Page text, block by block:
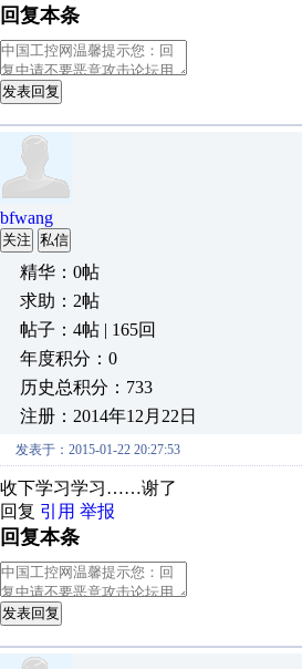
回复本条
发表回复
bfwang
关注 私信
精华：0帖
求助：2帖
帖子：4帖 | 165回
年度积分：0
历史总积分：733
注册：2014年12月22日
发表于：2015-01-22 20:27:53
收下学习学习……谢了
回复 引用 举报
回复本条
发表回复